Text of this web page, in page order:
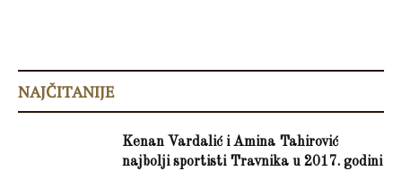
NAJČITANIJE
Kenan Vardalić i Amina Tahirović
najbolji sportisti Travnika u 2017. godini